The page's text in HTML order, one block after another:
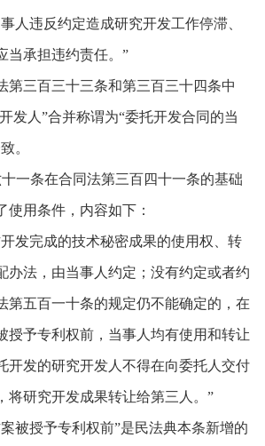
人违反约定造成研究开发工作停滞、
当承担违约责任。”
第三百三十三条和第三百三十四条中
发人”合并称谓为“委托开发合同的当
。
一条在合同法第三百四十一条的基础
使用条件，内容如下：
发完成的技术秘密成果的使用权、转
办法，由当事人约定；没有约定或者约
第五百一十条的规定仍不能确定的，在
授予专利权前，当事人均有使用和转让
开发的研究开发人不得在向委托人交付
将研究开发成果转让给第三人。”
被授予专利权前”是民法典本条新增的